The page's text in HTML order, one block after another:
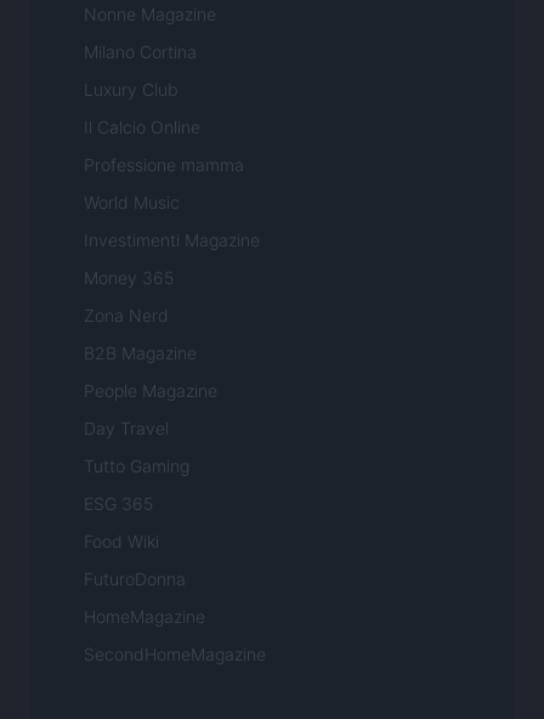
Nonne Magazine
Milano Cortina
Luxury Club
Il Calcio Online
Professione mamma
World Music
Investimenti Magazine
Money 365
Zona Nerd
B2B Magazine
People Magazine
Day Travel
Tutto Gaming
ESG 365
Food Wiki
FuturoDonna
HomeMagazine
SecondHomeMagazine